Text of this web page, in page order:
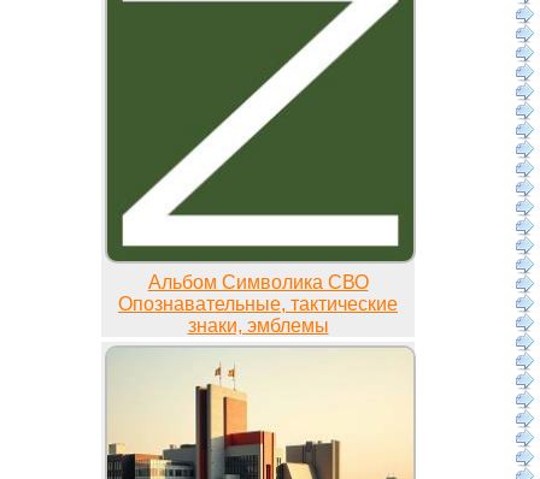
Альбом Символика СВО
Опознавательные, тактические
знаки, эмблемы